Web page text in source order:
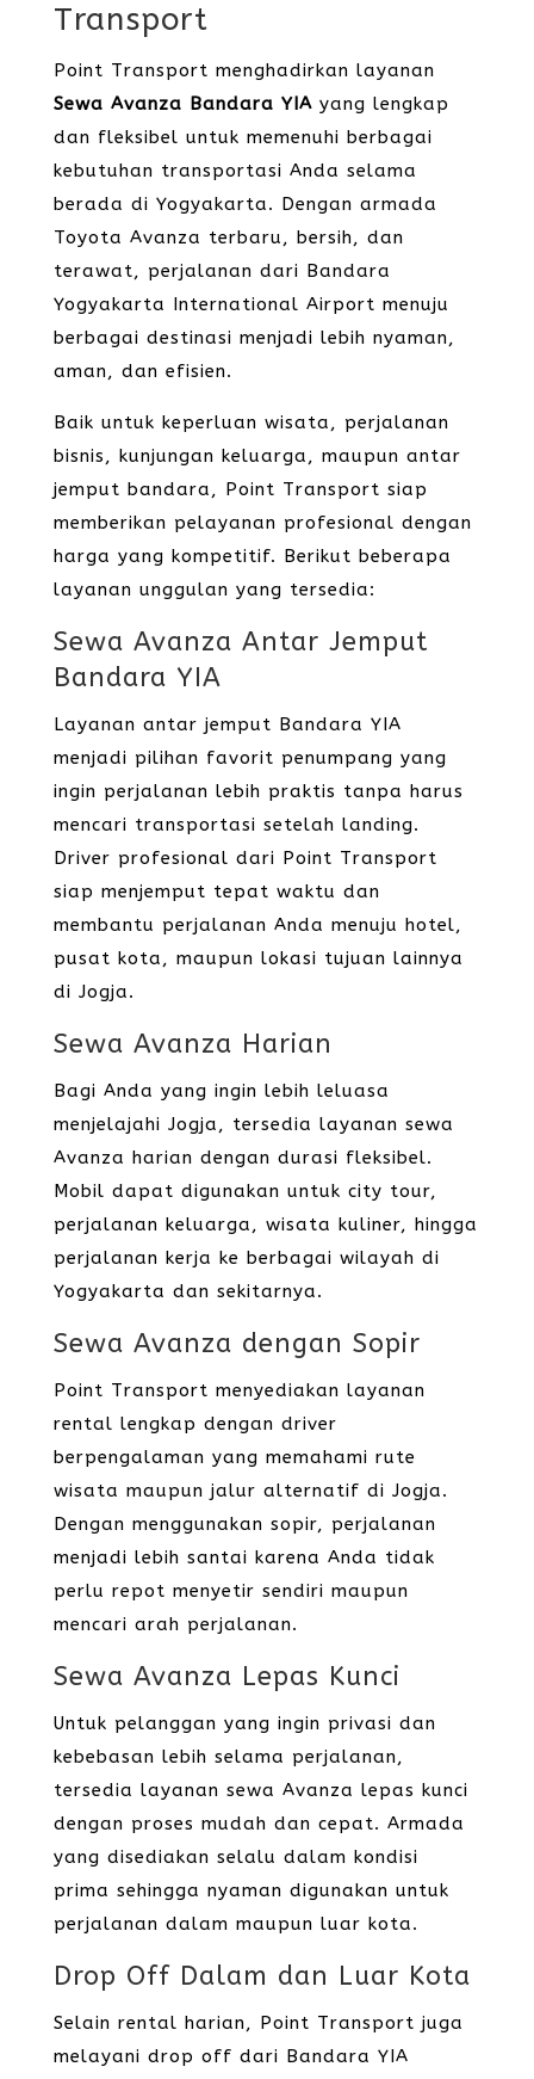
Transport
Point Transport menghadirkan layanan
Sewa Avanza Bandara YIAyang lengkap
dan fleksibel untuk memenuhi berbagai
kebutuhan transportasi Anda selama
berada di Yogyakarta. Dengan armada
Toyota Avanza terbaru, bersih, dan
terawat, perjalanan dari Bandara
Yogyakarta International Airport menuju
berbagai destinasi menjadi lebih nyaman,
aman, dan efisien.
Baik untuk keperluan wisata, perjalanan
bisnis, kunjungan keluarga, maupun antar
jemput bandara, Point Transport siap
memberikan pelayanan profesional dengan
harga yang kompetitif. Berikut beberapa
layanan unggulan yang tersedia:
Sewa Avanza Antar Jemput
Bandara YIA
Layanan antar jemput Bandara YIA
menjadi pilihan favorit penumpang yang
ingin perjalanan lebih praktis tanpa harus
mencari transportasi setelah landing.
Driver profesional dari Point Transport
siap menjemput tepat waktu dan
membantu perjalanan Anda menuju hotel,
pusat kota, maupun lokasi tujuan lainnya
di Jogja.
Sewa Avanza Harian
Bagi Anda yang ingin lebih leluasa
menjelajahi Jogja, tersedia layanan sewa
Avanza harian dengan durasi fleksibel.
Mobil dapat digunakan untuk city tour,
perjalanan keluarga, wisata kuliner, hingga
perjalanan kerja ke berbagai wilayah di
Yogyakarta dan sekitarnya.
Sewa Avanza dengan Sopir
Point Transport menyediakan layanan
rental lengkap dengan driver
berpengalaman yang memahami rute
wisata maupun jalur alternatif di Jogja.
Dengan menggunakan sopir, perjalanan
menjadi lebih santai karena Anda tidak
perlu repot menyetir sendiri maupun
mencari arah perjalanan.
Sewa Avanza Lepas Kunci
Untuk pelanggan yang ingin privasi dan
kebebasan lebih selama perjalanan,
tersedia layanan sewa Avanza lepas kunci
dengan proses mudah dan cepat. Armada
yang disediakan selalu dalam kondisi
prima sehingga nyaman digunakan untuk
perjalanan dalam maupun luar kota.
Drop Off Dalam dan Luar Kota
Selain rental harian, Point Transport juga
melayani drop off dari Bandara YIA